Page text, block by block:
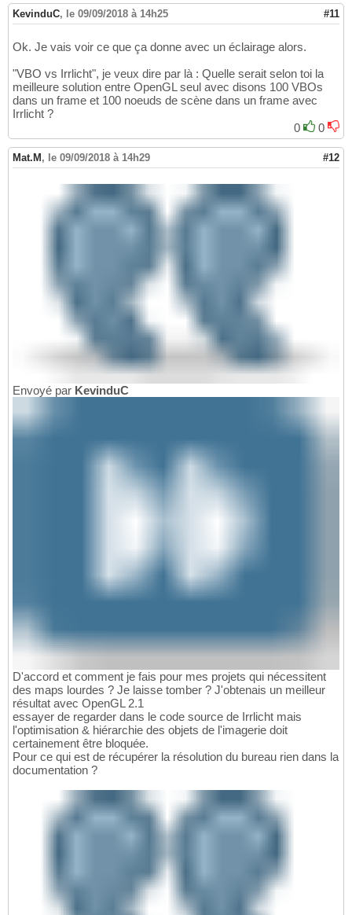
KevinduC, le 09/09/2018 à 14h25 #11
Ok. Je vais voir ce que ça donne avec un éclairage alors.
"VBO vs Irrlicht", je veux dire par là : Quelle serait selon toi la
meilleure solution entre OpenGL seul avec disons 100 VBOs
dans un frame et 100 noeuds de scène dans un frame avec
Irrlicht ?
0
0
Mat.M , le 09/09/2018 à 14h29 #12
Envoyé par KevinduC
D'accord et comment je fais pour mes projets qui nécessitent
des maps lourdes ? Je laisse tomber ? J'obtenais un meilleur
résultat avec OpenGL 2.1
essayer de regarder dans le code source de Irrlicht mais
l'optimisation & hiérarchie des objets de l'imagerie doit
certainement être bloquée.
Pour ce qui est de récupérer la résolution du bureau rien dans la
documentation ?